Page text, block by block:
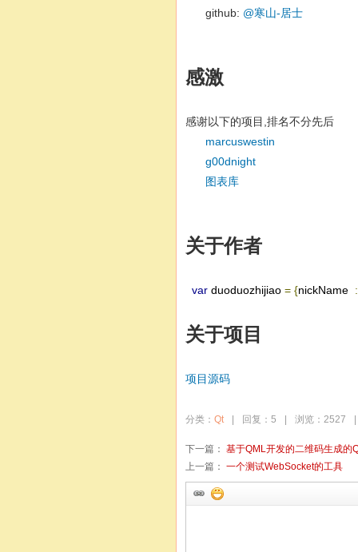
github: @寒山-居士
感激
感谢以下的项目,排名不分先后
marcuswestin
g00dnight
图表库
关于作者
var duoduozhijiao = {nickName :
关于项目
项目源码
分类： Qt 回复：5 浏览：2527
下一篇： 基于QML开发的二维码生成的
上一篇： 一个测试WebSocket的工具